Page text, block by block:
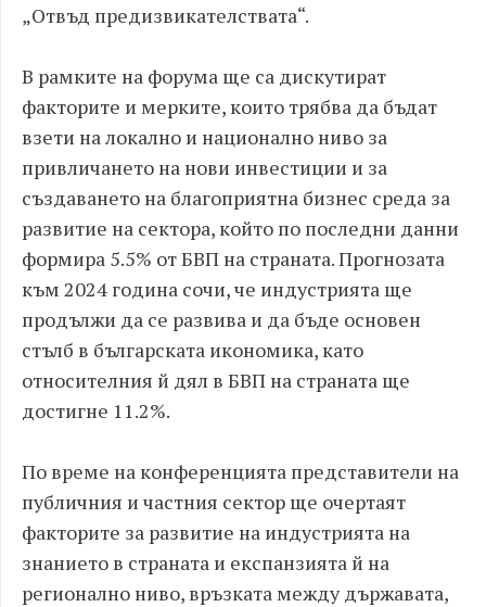
„Отвъд предизвикателствата“.
В рамките на форума ще са дискутират
факторите и мерките, които трябва да бъдат
взети на локално и национално ниво за
привличането на нови инвестиции и за
създаването на благоприятна бизнес среда за
развитие на сектора, който по последни данни
формира 5.5% от БВП на страната. Прогнозата
към 2024 година сочи, че индустрията ще
продължи да се развива и да бъде основен
стълб в българската икономика, като
относителния й дял в БВП на страната ще
достигне 11.2%.
По време на конференцията представители на
публичния и частния сектор ще очертаят
факторите за развитие на индустрията на
знанието в страната и експанзията й на
регионално ниво, връзката между държавата,